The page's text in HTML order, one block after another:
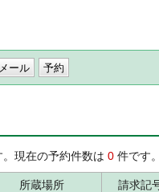
ール
。現在の予約件数は 0 件です。
所蔵場所 請求記